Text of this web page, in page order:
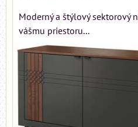
Moderný a štýlový sektorový
vášmu priestoru...